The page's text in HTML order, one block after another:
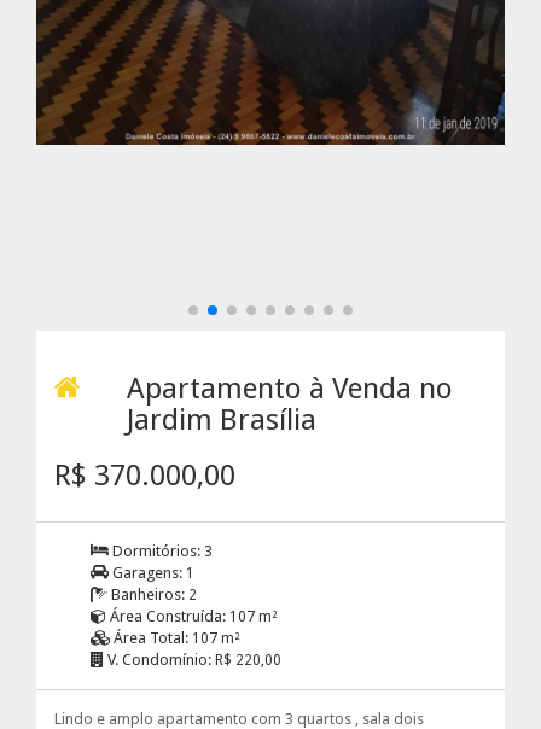
Apartamento à Venda no
Jardim Brasília
R$ 370.000,00
Dormitórios: 3
Garagens: 1
Banheiros: 2
Área Construída: 107 m²
Área Total: 107 m²
V. Condomínio: R$ 220,00
Lindo e amplo apartamento com 3 quartos , sala dois